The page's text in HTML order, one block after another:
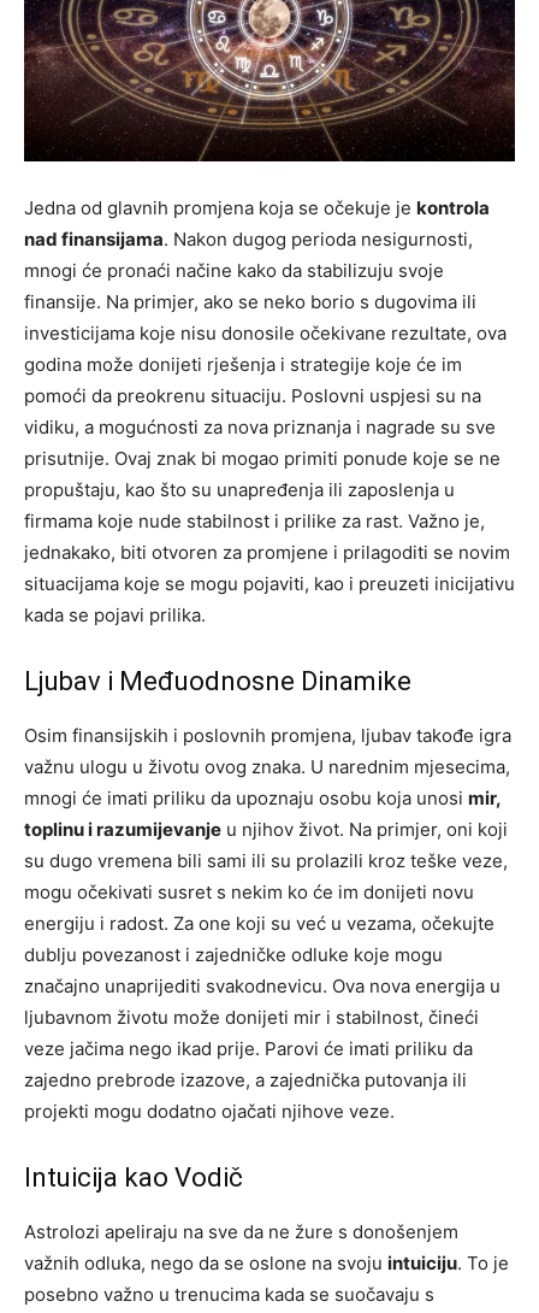
Jedna od glavnih promjena koja se očekuje je kontrola
nad finansijama. Nakon dugog perioda nesigurnosti,
mnogi će pronaći načine kako da stabilizuju svoje
finansije. Na primjer, ako se neko borio s dugovima ili
investicijama koje nisu donosile očekivane rezultate, ova
godina može donijeti rješenja i strategije koje će im
pomoći da preokrenu situaciju. Poslovni uspjesi su na
vidiku, a mogućnosti za nova priznanja i nagrade su sve
prisutnije. Ovaj znak bi mogao primiti ponude koje se ne
propuštaju, kao što su unapređenja ili zaposlenja u
firmama koje nude stabilnost i prilike za rast. Važno je,
jednakako, biti otvoren za promjene i prilagoditi se novim
situacijama koje se mogu pojaviti, kao i preuzeti inicijativu
kada se pojavi prilika.
Ljubav i Međuodnosne Dinamike
Osim finansijskih i poslovnih promjena, ljubav takođe igra
važnu ulogu u životu ovog znaka. U narednim mjesecima,
mnogi će imati priliku da upoznaju osobu koja unosi mir,
toplinu i razumijevanje u njihov život. Na primjer, oni koji
su dugo vremena bili sami ili su prolazili kroz teške veze,
mogu očekivati susret s nekim ko će im donijeti novu
energiju i radost. Za one koji su već u vezama, očekujte
dublju povezanost i zajedničke odluke koje mogu
značajno unaprijediti svakodnevicu. Ova nova energija u
ljubavnom životu može donijeti mir i stabilnost, čineći
veze jačima nego ikad prije. Parovi će imati priliku da
zajedno prebrode izazove, a zajednička putovanja ili
projekti mogu dodatno ojačati njihove veze.
Intuicija kao Vodič
Astrolozi apeliraju na sve da ne žure s donošenjem
važnih odluka, nego da se oslone na svoju intuiciju. To je
posebno važno u trenucima kada se suočavaju s